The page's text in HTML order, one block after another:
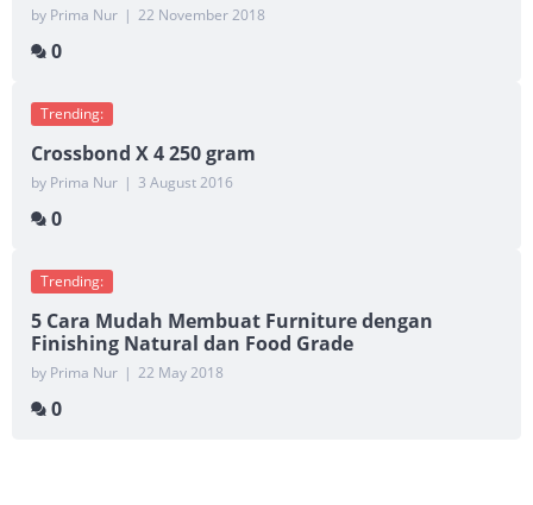
by Prima Nur | 22 November 2018
0
Trending:
Crossbond X 4 250 gram
by Prima Nur | 3 August 2016
0
Trending:
5 Cara Mudah Membuat Furniture dengan
Finishing Natural dan Food Grade
by Prima Nur | 22 May 2018
0